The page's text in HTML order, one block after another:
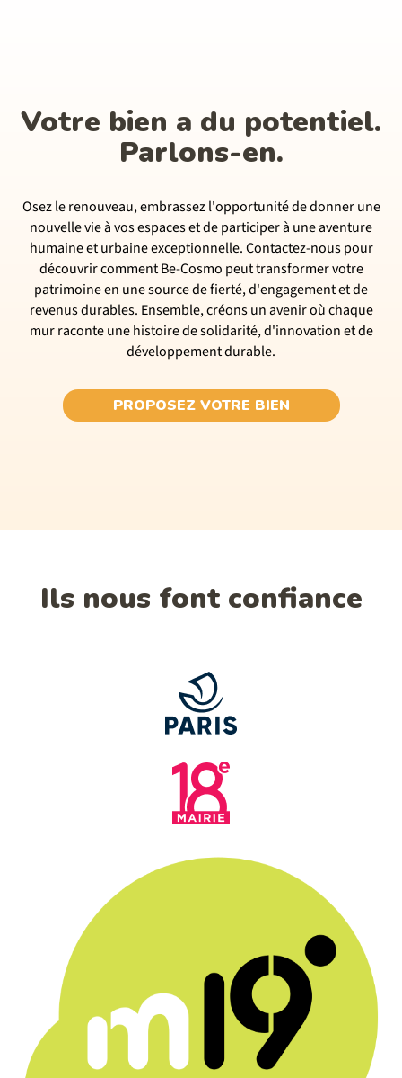
Votre bien a du potentiel.
Parlons-en.
Osez le renouveau, embrassez l'opportunité de donner une
nouvelle vie à vos espaces et de participer à une aventure
humaine et urbaine exceptionnelle. Contactez-nous pour
découvrir comment Be-Cosmo peut transformer votre
patrimoine en une source de fierté, d'engagement et de
revenus durables. Ensemble, créons un avenir où chaque
mur raconte une histoire de solidarité, d'innovation et de
développement durable.
PROPOSEZ VOTRE BIEN
Ils nous font confiance